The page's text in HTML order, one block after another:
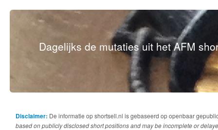
Dagelijks de mutaties uit het AFM
Disclaimer: De informatie op shortsell.nl is gebaseerd op openbaar
based on publicly disclosed short positions and may be incomplete or